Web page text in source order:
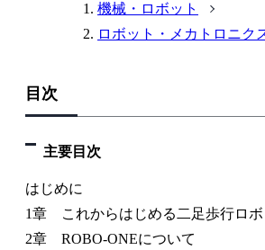
機械・ロボット
ロボット・メカトロニク
目次
主要目次
はじめに
1章 これからはじめる二足歩行ロボ
2章 ROBO-ONEについて